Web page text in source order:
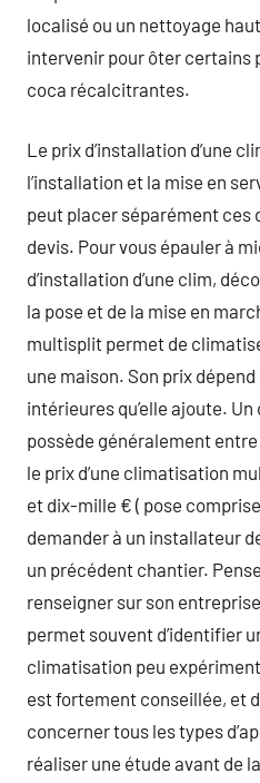
localisé ou un nettoyage
intervenir pour ôter certains
coca récalcitrantes.
Le prix d’installation d’une
l’installation et la mise en
peut placer séparément ces
devis. Pour vous épauler à
d’installation d’une clim,
la pose et de la mise en
multisplit permet de
une maison. Son prix dépend
intérieures qu’elle ajoute.
possède généralement
le prix d’une climatisation
et dix-mille € ( pose
demander à un installateur
un précédent chantier.
renseigner sur son
permet souvent d’identifier
climatisation peu
est fortement conseillée, et
concerner tous les types
réaliser une étude avant de